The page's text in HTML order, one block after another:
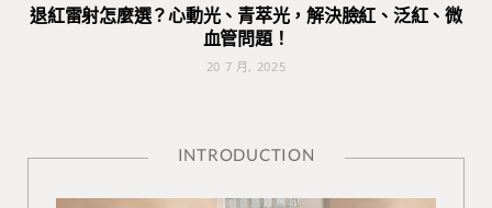
退紅雷射怎麼選？心動光、青萃光，解決臉紅、泛紅、微
血管問題！
20 7 月, 2025
INTRODUCTION